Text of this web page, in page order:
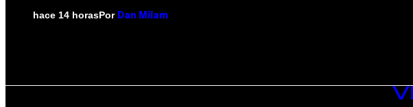
hace 14 horasPor Dan Milam
VICE
MEDIA